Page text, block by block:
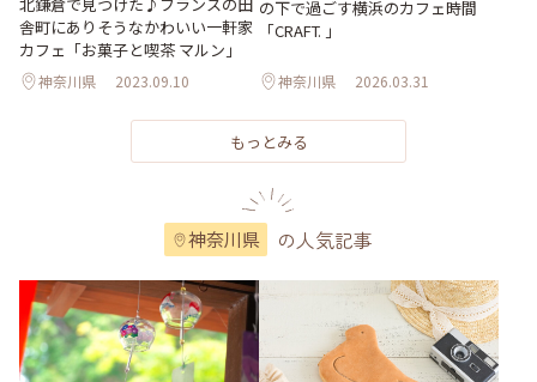
北鎌倉で見つけた♪フランスの田
舎町にありそうなかわいい一軒家
カフェ「お菓子と喫茶 マルン」
神奈川県 2023.09.10
の下で過ごす横浜のカフェ時間
「CRAFT. 」
神奈川県 2026.03.31
もっとみる
神奈川県 の人気記事